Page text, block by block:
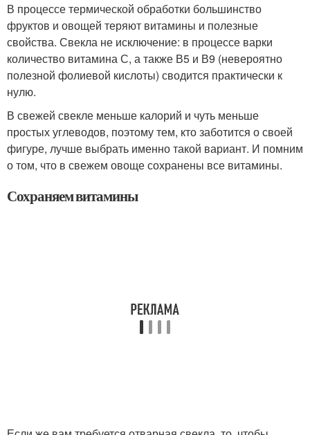
В процессе термической обработки большинство
фруктов и овощей теряют витамины и полезные
свойства. Свекла не исключение: в процессе варки
количество витамина С, а также В5 и В9 (невероятно
полезной фолиевой кислоты) сводится практически к
нулю.
В свежей свекле меньше калорий и чуть меньше
простых углеводов, поэтому тем, кто заботится о своей
фигуре, лучше выбрать именно такой вариант. И помним
о том, что в свежем овоще сохранены все витамины.
Сохраняем витамины